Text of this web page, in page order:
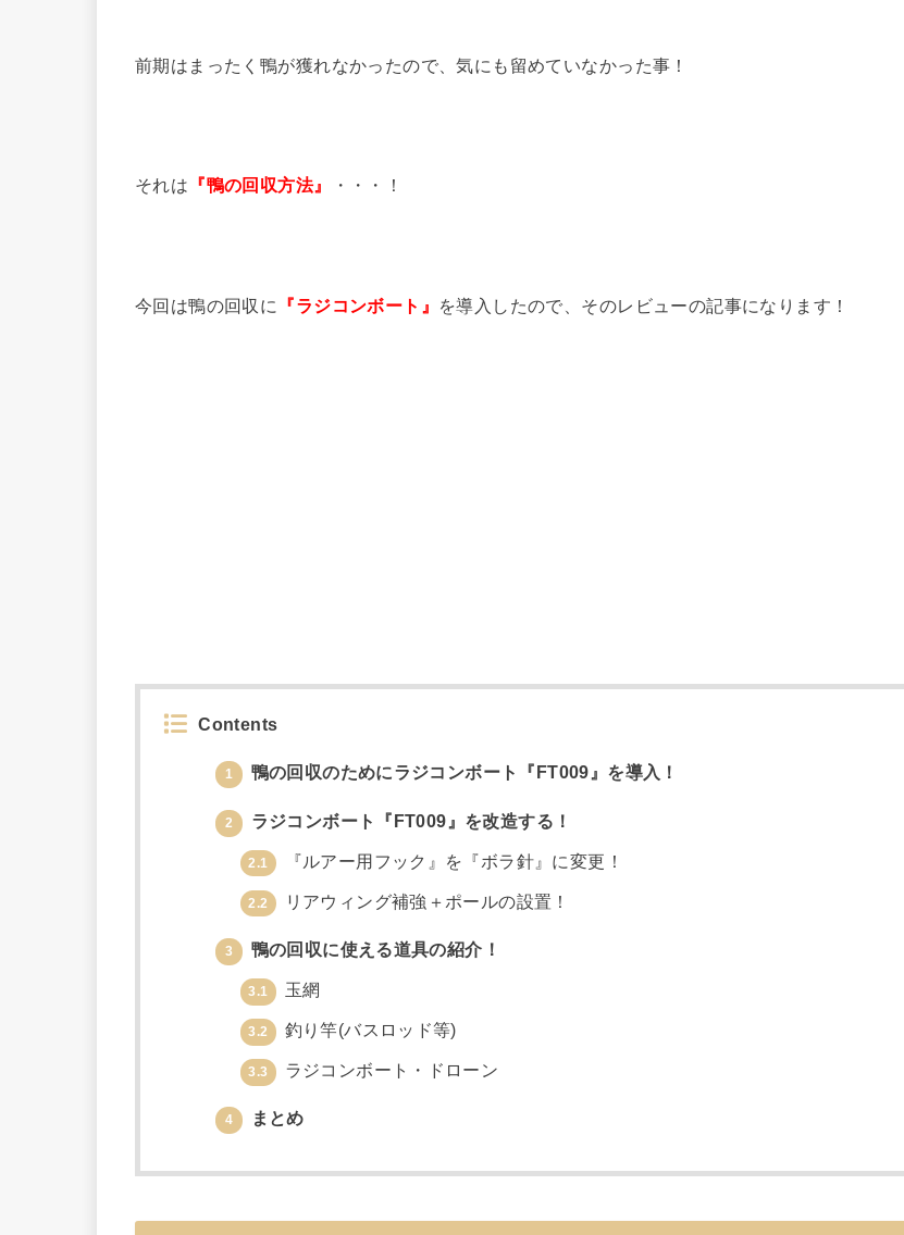
前期はまったく鴨が獲れなかったので、気にも留めていなかった事！
それは 『鴨の回収方法』 ・・・！
今回は鴨の回収に 『ラジコンボート』 を導入したので、そのレビューの記事になります！
Contents
1 鴨の回収のためにラジコンボート『FT009』を導入！
2 ラジコンボート『FT009』を改造する！
2.1 『ルアー用フック』を『ボラ針』に変更！
2.2 リアウィング補強＋ポールの設置！
3 鴨の回収に使える道具の紹介！
3.1 玉網
3.2 釣り竿(バスロッド等)
3.3 ラジコンボート・ドローン
4 まとめ